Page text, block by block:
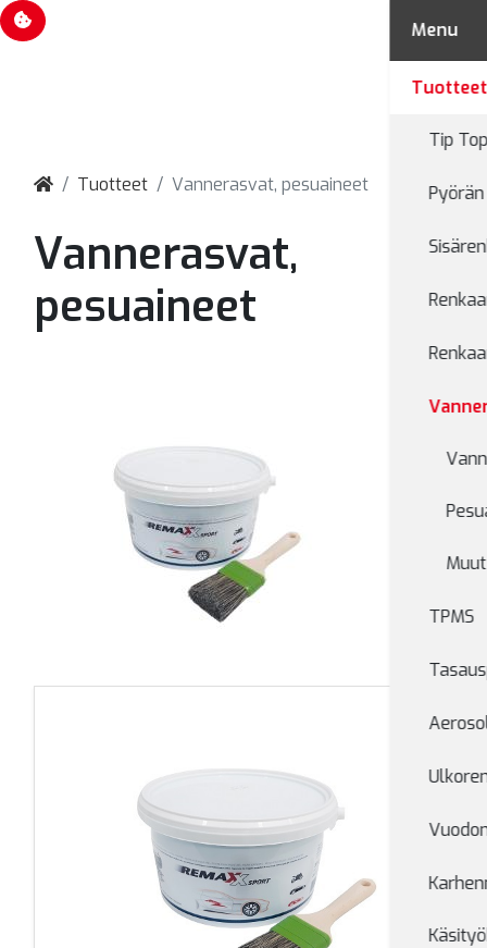
Tuotteet Vannerasvat, pesuaineet
Vannerasvat,
pesuaineet
Menu
Tuotteet
Tip
TPMS
Evästevalinnat